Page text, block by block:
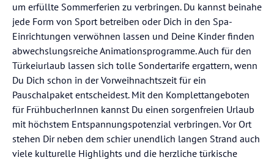
um erfüllte Sommerferien zu verbringen. Du kannst beinahe
jede Form von Sport betreiben oder Dich in den Spa-
Einrichtungen verwöhnen lassen und Deine Kinder finden
abwechslungsreiche Animationsprogramme. Auch für den
Türkeiurlaub lassen sich tolle Sondertarife ergattern, wenn
Du Dich schon in der Vorweihnachtszeit für ein
Pauschalpaket entscheidest. Mit den Komplettangeboten
für FrühbucherInnen kannst Du einen sorgenfreien Urlaub
mit höchstem Entspannungspotenzial verbringen. Vor Ort
stehen Dir neben dem schier unendlich langen Strand auch
viele kulturelle Highlights und die herzliche türkische